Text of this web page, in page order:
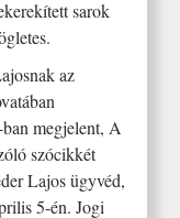
sarok
az
megjelent, A
szócikkét
Lajos ügyvéd,
5-én. Jogi